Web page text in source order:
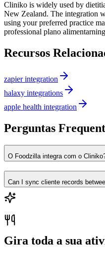
Cliniko is widely used by
New Zealand. The integration
using your preferred practice
professional plano
Recursos
zapier integration
halaxy integrations
apple health integration
Perguntas
O Foodzilla integra com o
Can I sync cliente records
Gira toda a sua